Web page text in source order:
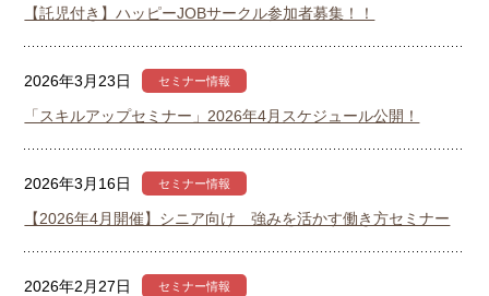
【託児付き】ハッピーJOBサークル参加者募集！！
2026年3月23日 セミナー情報
「スキルアップセミナー」2026年4月スケジュール公開！
2026年3月16日 セミナー情報
【2026年4月開催】シニア向け 強みを活かす働き方セミナー
2026年2月27日 セミナー情報